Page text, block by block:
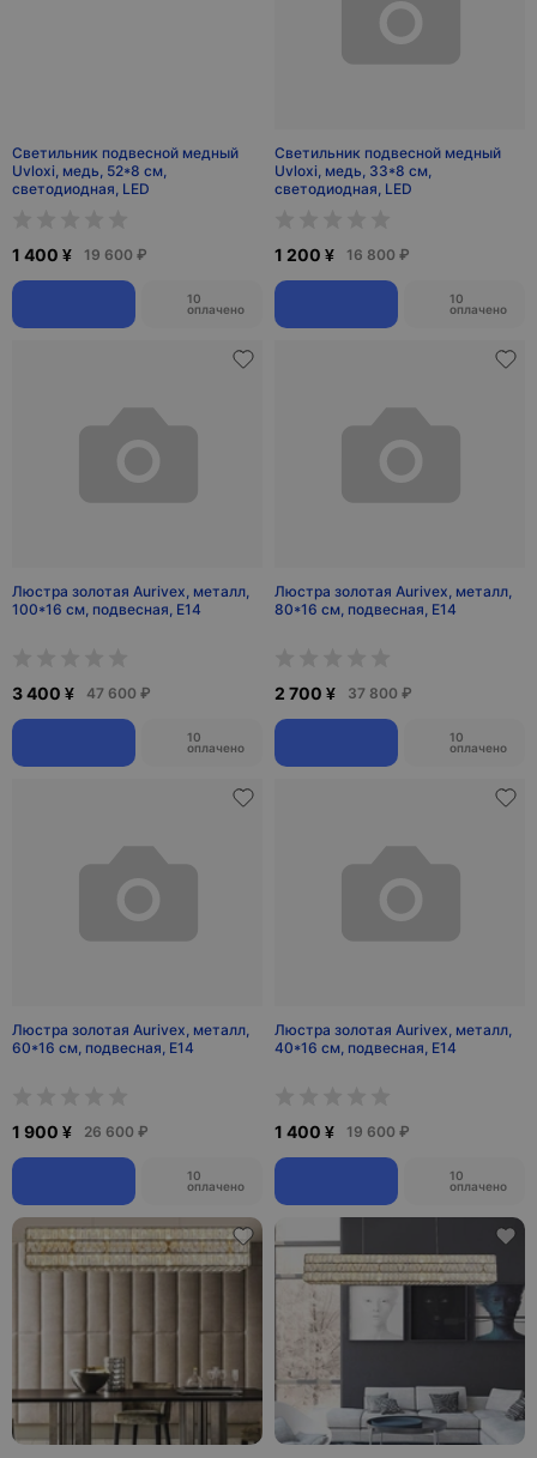
Светильник подвесной медный
Uvloxi, медь, 52*8 см,
светодиодная, LED
1 400 ¥ 19 600 ₽
10
оплачено
Светильник подвесной медный
Uvloxi, медь, 33*8 см,
светодиодная, LED
1 200 ¥ 16 800 ₽
10
оплачено
Люстра золотая Aurivex, металл,
100*16 см, подвесная, Е14
3 400 ¥ 47 600 ₽
10
оплачено
Люстра золотая Aurivex, металл,
80*16 см, подвесная, Е14
2 700 ¥ 37 800 ₽
10
оплачено
Люстра золотая Aurivex, металл,
60*16 см, подвесная, Е14
1 900 ¥ 26 600 ₽
10
оплачено
Люстра золотая Aurivex, металл,
40*16 см, подвесная, Е14
1 400 ¥ 19 600 ₽
10
оплачено